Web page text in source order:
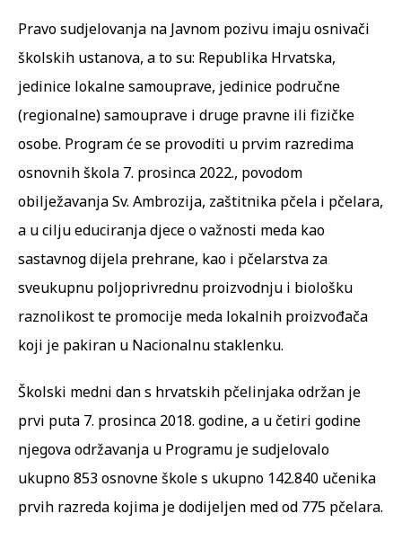
Pravo sudjelovanja na Javnom pozivu imaju osnivači
školskih ustanova, a to su: Republika Hrvatska,
jedinice lokalne samouprave, jedinice područne
(regionalne) samouprave i druge pravne ili fizičke
osobe. Program će se provoditi u prvim razredima
osnovnih škola 7. prosinca 2022., povodom
obilježavanja Sv. Ambrozija, zaštitnika pčela i pčelara,
a u cilju educiranja djece o važnosti meda kao
sastavnog dijela prehrane, kao i pčelarstva za
sveukupnu poljoprivrednu proizvodnju i biološku
raznolikost te promocije meda lokalnih proizvođača
koji je pakiran u Nacionalnu staklenku.
Školski medni dan s hrvatskih pčelinjaka održan je
prvi puta 7. prosinca 2018. godine, a u četiri godine
njegova održavanja u Programu je sudjelovalo
ukupno 853 osnovne škole s ukupno 142.840 učenika
prvih razreda kojima je dodijeljen med od 775 pčelara.